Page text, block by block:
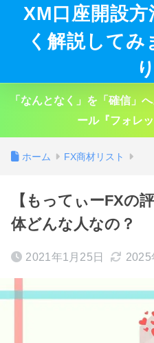
XM口座開設
く解説してみ
「なんとなく」を「確信」
ール『フォレ
ホーム FX商材リスト
【もってぃーFXの
体どんな人なの？
2021年1月25日 2025